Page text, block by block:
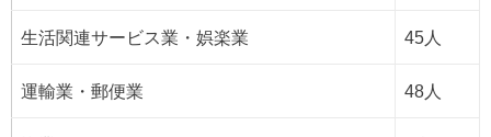
生活関連サービス業・娯楽業 45人
運輸業・郵便業 48人